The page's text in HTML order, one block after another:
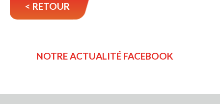
< RETOUR
NOTRE ACTUALITÉ FACEBOOK